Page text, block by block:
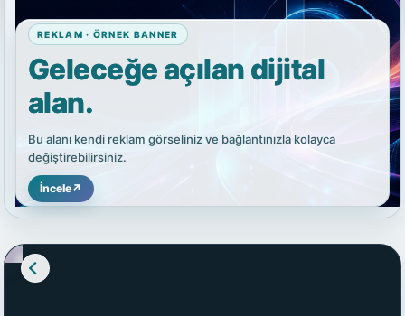
REKLAM · ÖRNEK BANNER
Geleceğe açılan dijital
alan.
Bu alanı kendi reklam görseliniz ve bağlantınızla kolayca
değiştirebilirsiniz.
İncele↗